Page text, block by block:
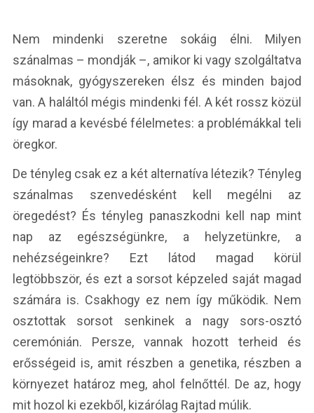
Nem mindenki szeretne sokáig élni. Milyen
szánalmas – mondják –, amikor ki vagy szolgáltatva
másoknak, gyógyszereken élsz és minden bajod
van. A haláltól mégis mindenki fél. A két rossz közül
így marad a kevésbé félelmetes: a problémákkal teli
öregkor.
De tényleg csak ez a két alternatíva létezik? Tényleg
szánalmas szenvedésként kell megélni az
öregedést? És tényleg panaszkodni kell nap mint
nap az egészségünkre, a helyzetünkre, a
nehézségeinkre? Ezt látod magad körül
legtöbbször, és ezt a sorsot képzeled saját magad
számára is. Csakhogy ez nem így működik. Nem
osztottak sorsot senkinek a nagy sors-osztó
ceremónián. Persze, vannak hozott terheid és
erősségeid is, amit részben a genetika, részben a
környezet határoz meg, ahol felnőttél. De az, hogy
mit hozol ki ezekből, kizárólag Rajtad múlik.